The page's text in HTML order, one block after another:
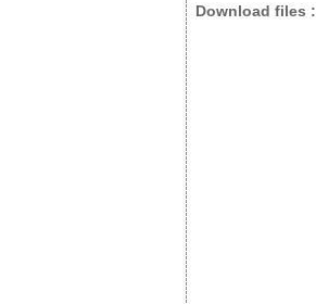
Download files :